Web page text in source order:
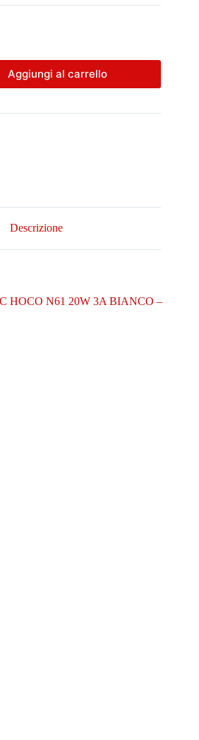
Aggiungi al carrello
Descrizione
HOCO N61 20W 3A BIANCO –